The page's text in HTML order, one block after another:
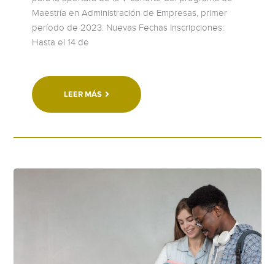
Maestría en Administración de Empresas, primer
período de 2023. Nuevas Fechas Inscripciones:
Hasta el 14 de
LEER MÁS